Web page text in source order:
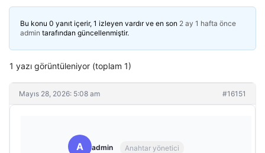
Bu konu 0 yanıt içerir, 1 izleyen vardır ve en son 2 ay 1 hafta önce
admin tarafından güncellenmiştir.
1 yazı görüntüleniyor (toplam 1)
Mayıs 28, 2026: 5:08 am #16151
A admin Anahtar yönetici